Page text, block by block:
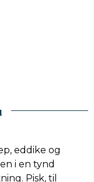
eddike og
i en tynd
Pisk, til